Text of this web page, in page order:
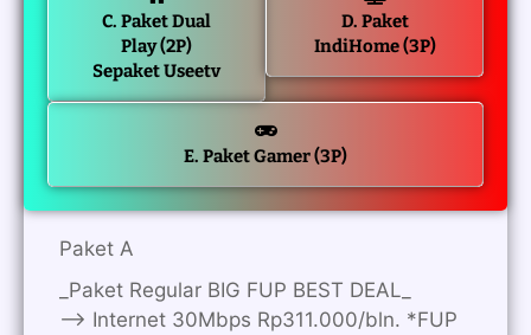
C. Paket Dual
Play (2P)
Sepaket Useetv
D. Paket
IndiHome (3P)
E. Paket Gamer (3P)
Paket A
_Paket Regular BIG FUP BEST DEAL_
—> Internet 30Mbps Rp311.000/bln. *FUP